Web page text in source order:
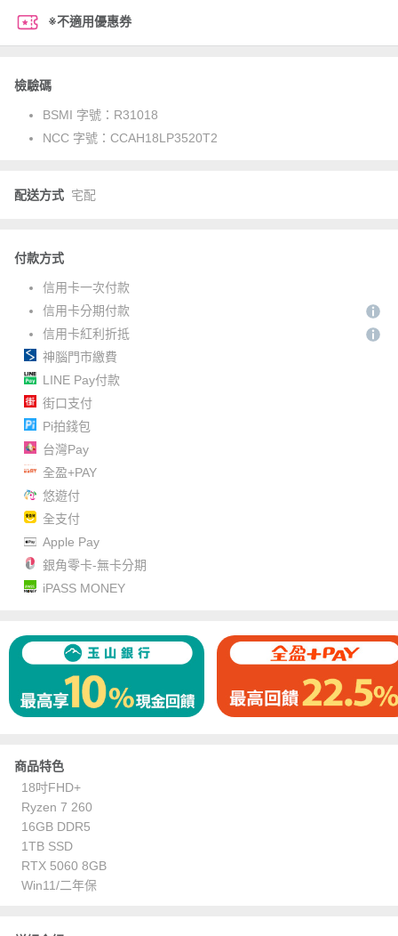
※不適用優惠券
檢驗碼
BSMI 字號： R31018
NCC 字號： CCAH18LP3520T2
配送方式 宅配
付款方式
信用卡一次付款
信用卡分期付款
信用卡紅利折抵
神腦門市繳費
LINE Pay付款
街口支付
Pi拍錢包
台灣Pay
全盈+PAY
悠遊付
全支付
Apple Pay
銀角零卡-無卡分期
iPASS MONEY
商品特色
18吋FHD+
Ryzen 7 260
16GB DDR5
1TB SSD
RTX 5060 8GB
Win11/二年保